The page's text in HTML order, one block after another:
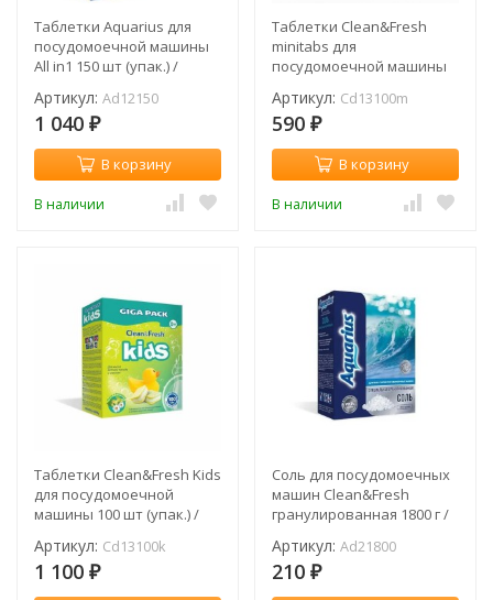
Таблетки Aquarius для
посудомоечной машины
All in1 150 шт (упак.) /
Артикул: Ad12150
1 040 ₽
В корзину
В наличии
Таблетки Clean&Fresh
minitabs для
посудомоечной машины
Артикул: Cd13100m
590 ₽
В корзину
В наличии
Таблетки Clean&Fresh Kids
для посудомоечной
машины 100 шт (упак.) /
Артикул: Cd13100k
1 100 ₽
Соль для посудомоечных
машин Clean&Fresh
гранулированная 1800 г /
Артикул: Ad21800
210 ₽